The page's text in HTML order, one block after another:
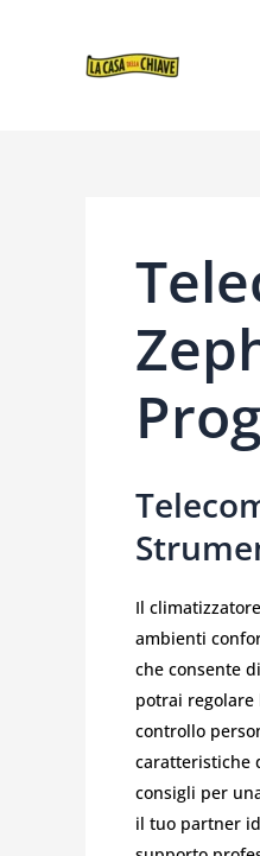
CONTENUTO
Il
ambienti
che consente
potrai
controllo
caratteristiche
consigli per
il tuo partner